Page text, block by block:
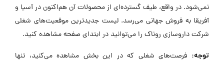
نمی‌شود. در واقع، طیف گسترده‌ای از محصولات آن هم‌اکنون در آسیا و
آفریقا به فروش جهانی می‌رسد. لیست جدیدترین موقعیت‌های شغلی
شرکت داروسازی روناک را می‌توانید در ابتدای صفحه مشاهده کنید.
توجه: فرصت‌های شغلی که در این بخش مشاهده می‌کنید، تنها